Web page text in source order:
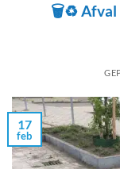
🗑️♻️ Afval
17
feb